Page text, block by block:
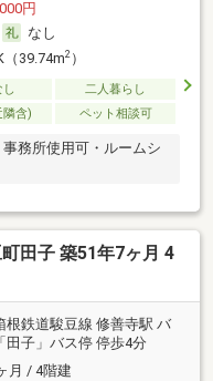
円
なし
（39.74m2）
二人暮らし
隣含) ペット相談可
務所使用可・ルームシ
田子 築51年7ヶ月 4
根鉄道駿豆線 修善寺駅 バ
田子」バス停 停歩4分
月 / 4階建